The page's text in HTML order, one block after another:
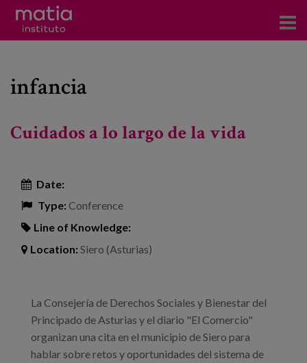
Research
Technical consulting and advice
Training
Press
infancia
Cuidados a lo largo de la vida
Date:
Type:Conference
Line of Knowledge:
Location:Siero (Asturias)
La Consejería de Derechos Sociales y Bienestar del
Principado de Asturias y el diario "El Comercio"
organizan una cita en el municipio de Siero para
hablar sobre retos y oportunidades del sistema de